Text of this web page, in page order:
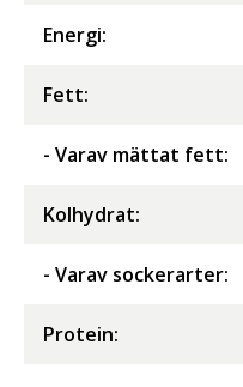
Energi:
Fett:
- Varav mättat fett:
Kolhydrat:
- Varav sockerarter:
Protein: